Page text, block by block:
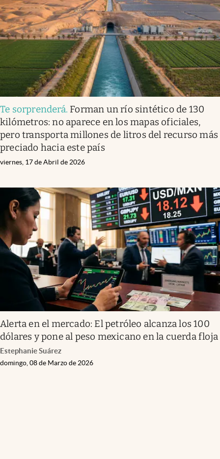
Te sorprenderá. Forman un río sintético de 130
kilómetros: no aparece en los mapas oficiales,
pero transporta millones de litros del recurso más
preciado hacia este país
viernes, 17 de Abril de 2026
Alerta en el mercado: El petróleo alcanza los 100
dólares y pone al peso mexicano en la cuerda floja
Estephanie Suárez
domingo, 08 de Marzo de 2026